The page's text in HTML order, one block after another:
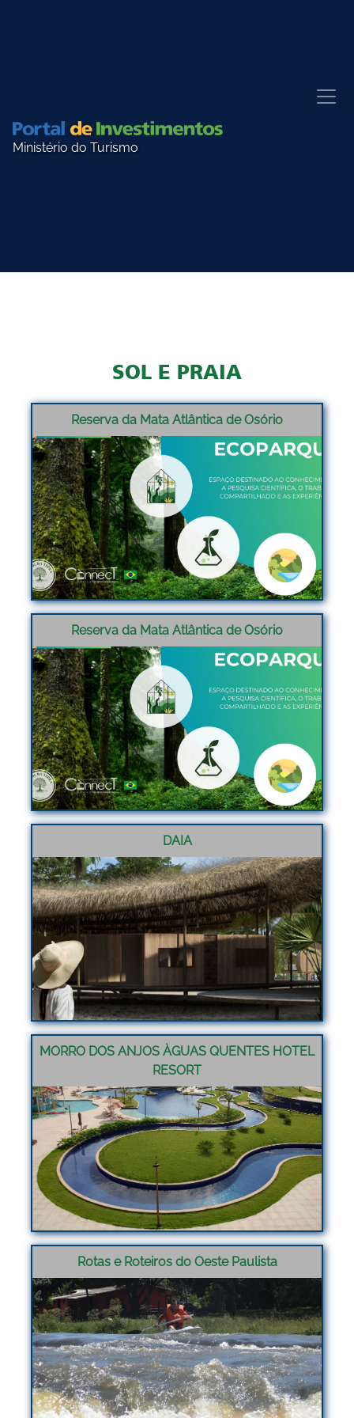
Ministério do Turismo
SOL E PRAIA
Reserva da Mata Atlântica de Osório
Reserva da Mata Atlântica de Osório
DAIA
MORRO DOS ANJOS ÀGUAS QUENTES HOTEL
RESORT
Rotas e Roteiros do Oeste Paulista